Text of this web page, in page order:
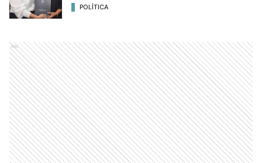
POLÍTICA
Ads